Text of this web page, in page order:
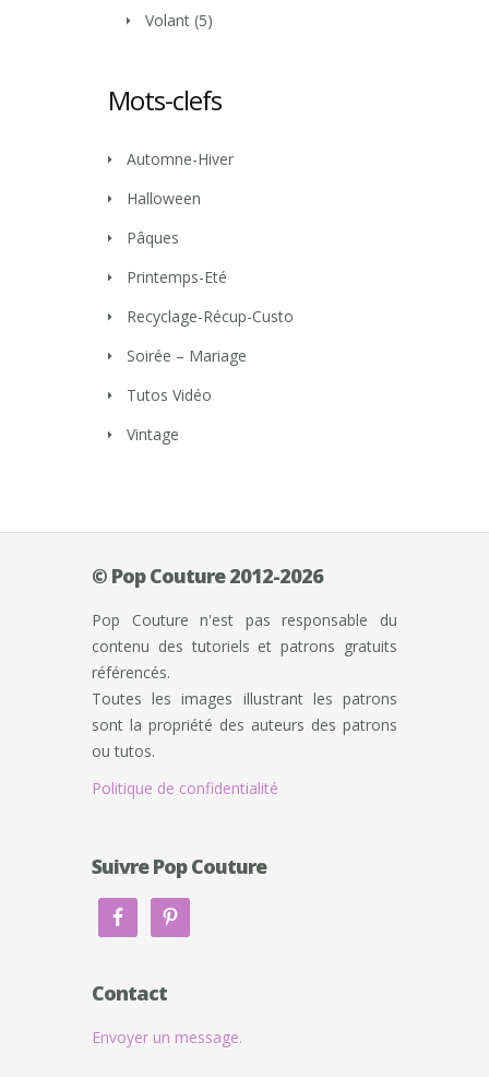
Volant (5)
Mots-clefs
Automne-Hiver
Halloween
Pâques
Printemps-Eté
Recyclage-Récup-Custo
Soirée – Mariage
Tutos Vidéo
Vintage
© Pop Couture 2012-2026
Pop Couture n'est pas responsable du
contenu des tutoriels et patrons gratuits
référencés.
Toutes les images illustrant les patrons
sont la propriété des auteurs des patrons
ou tutos.
Politique de confidentialité
Suivre Pop Couture
Contact
Envoyer un message.